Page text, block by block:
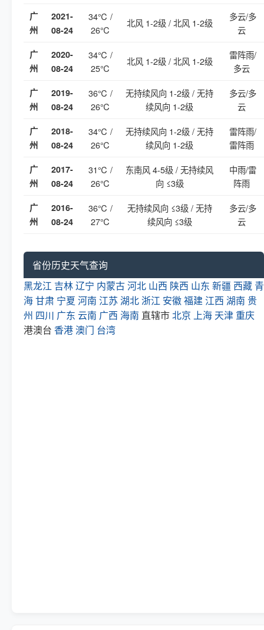
广
州
2021-
08-24
34℃ /
26℃
北风 1-2级 / 北风 1-2级
多云/多
云
广
州
2020-
08-24
34℃ /
25℃
北风 1-2级 / 北风 1-2级
雷阵雨/
多云
广
州
2019-
08-24
36℃ /
26℃
无持续风向 1-2级 / 无持
续风向 1-2级
多云/多
云
广
州
2018-
08-24
34℃ /
26℃
无持续风向 1-2级 / 无持
续风向 1-2级
雷阵雨/
雷阵雨
广
州
2017-
08-24
31℃ /
26℃
东南风 4-5级 / 无持续风
向 ≤3级
中雨/雷
阵雨
广
州
2016-
08-24
36℃ /
27℃
无持续风向 ≤3级 / 无持
续风向 ≤3级
多云/多
云
省份历史天气查询
黑龙江 吉林辽宁 内蒙古河北 山西 陕西 山东 新疆 西藏 青
海甘肃 宁夏 河南 江苏 湖北 浙江 安徽福建 江西 湖南 贵
州 四川 广东 云南 广西 海南 直辖市北京 上海 天津 重庆
港澳台 香港澳门 台湾